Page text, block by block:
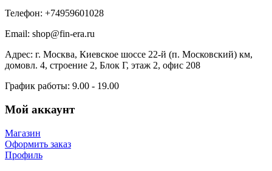
Телефон: +74959601028
Email: shop@fin-era.ru
Адрес: г. Москва, Киевское шоссе 22-й (п. Московский) км,
домовл. 4, строение 2, Блок Г, этаж 2, офис 208
График работы: 9.00 - 19.00
Мой аккаунт
Магазин
Оформить заказ
Профиль